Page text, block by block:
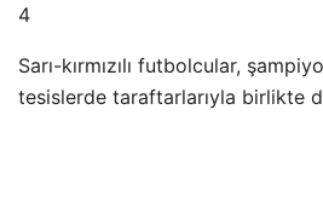
4
Sarı-kırmızılı futbolcular,
tesislerde taraftarlarıyla birlikte